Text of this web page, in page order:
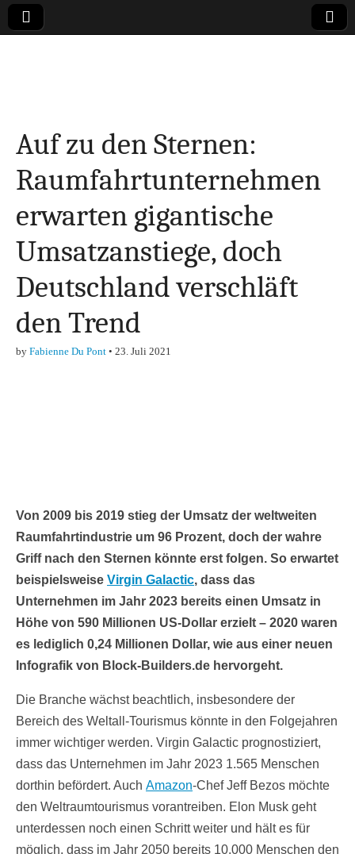
Finanzen,
Marketing-, Vertrieb-
& Investment-Tipps
Auf zu den Sternen:
Raumfahrtunternehmen
erwarten gigantische
Umsatzanstiege, doch
Deutschland verschläft
den Trend
by Fabienne Du Pont • 23. Juli 2021
Von 2009 bis 2019 stieg der Umsatz der weltweiten
Raumfahrtindustrie um 96 Prozent, doch der wahre
Griff nach den Sternen könnte erst folgen. So erwartet
beispielsweise Virgin Galactic, dass das
Unternehmen im Jahr 2023 bereits einen Umsatz in
Höhe von 590 Millionen US-Dollar erzielt – 2020 waren
es lediglich 0,24 Millionen Dollar, wie aus einer neuen
Infografik von Block-Builders.de hervorgeht.
Die Branche wächst beachtlich, insbesondere der
Bereich des Weltall-Tourismus könnte in den Folgejahren
immer wichtiger werden. Virgin Galactic prognostiziert,
dass das Unternehmen im Jahr 2023 1.565 Menschen
dorthin befördert. Auch Amazon-Chef Jeff Bezos möchte
den Weltraumtourismus vorantreiben. Elon Musk geht
unterdessen noch einen Schritt weiter und hält es für
möglich, dass im Jahr 2050 bereits 10.000 Menschen den